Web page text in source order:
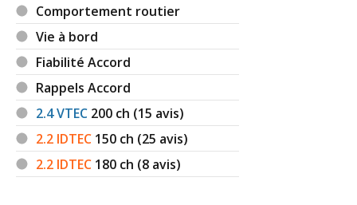
Comportement routier
Vie à bord
Fiabilité Accord
Rappels Accord
2.4 VTEC 200 ch (15 avis)
2.2 IDTEC 150 ch (25 avis)
2.2 IDTEC 180 ch (8 avis)